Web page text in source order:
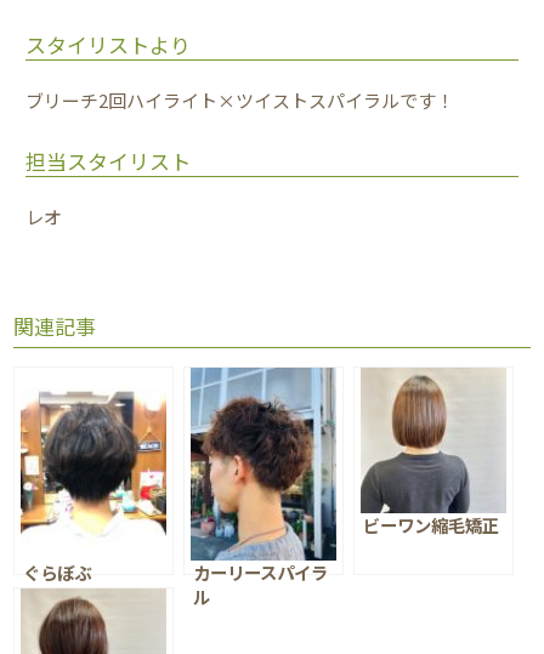
スタイリストより
ブリーチ2回ハイライト×ツイストスパイラルです！
担当スタイリスト
レオ
関連記事
ぐらぼぶ
カーリースパイラ
ル
ビーワン縮毛矯正